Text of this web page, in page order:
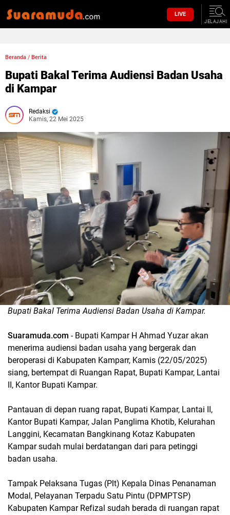
LIVE
JELAJAHI
Beranda / Berita
Bupati Bakal Terima Audiensi Badan Usaha
di Kampar
Redaksi
Kamis, 22 Mei 2025
Bupati Bakal Terima Audiensi Badan Usaha di Kampar.
Suaramuda.com - Bupati Kampar H Ahmad Yuzar akan
menerima audiensi badan usaha yang bergerak dan
beroperasi di Kabupaten Kamparr, Kamis (22/05/2025)
siang, bertempat di Ruangan Rapat, Bupati Kampar, Lantai
II, Kantor Bupati Kampar.
Pantauan di depan ruang rapat, Bupati Kampar, Lantai II,
Kantor Bupati Kampar, Jalan Panglima Khotib, Kelurahan
Langgini, Kecamatan Bangkinang Kotaz Kabupaten
Kampar sudah mulai berdatangan dari para petinggi
badan usaha.
Tampak Pelaksana Tugas (Plt) Kepala Dinas Penanaman
Modal, Pelayanan Terpadu Satu Pintu (DPMPTSP)
Kabupaten Kampar Refizal sudah berada di ruangan rapat